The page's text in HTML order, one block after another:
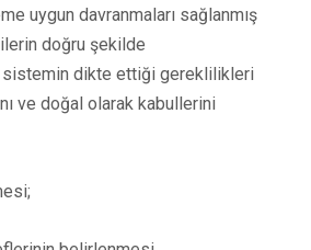
uygun davranmaları sağlanmış
doğru şekilde
dikte ettiği gereklilikleri
ve doğal olarak kabullerini